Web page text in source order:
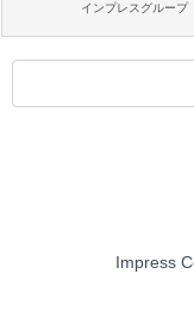
インプレスグループ
Impress